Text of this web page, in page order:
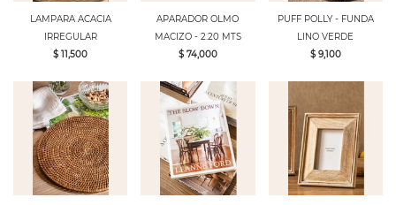
LAMPARA ACACIA
IRREGULAR
$ 11,500
APARADOR OLMO
MACIZO - 2.20 MTS
$ 74,000
PUFF POLLY - FUNDA
LINO VERDE
$ 9,100